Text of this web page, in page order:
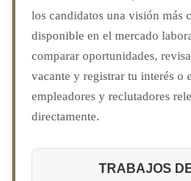
los candidatos una visión más
disponible en el mercado
comparar oportunidades,
vacante y registrar tu interés o
empleadores y reclutadores
directamente.
TRABAJOS